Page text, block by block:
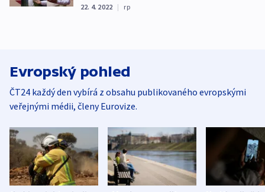
22. 4. 2022 | rp
Evropský pohled
ČT24 každý den vybírá z obsahu publikovaného evropskými
veřejnými médii, členy Eurovize.